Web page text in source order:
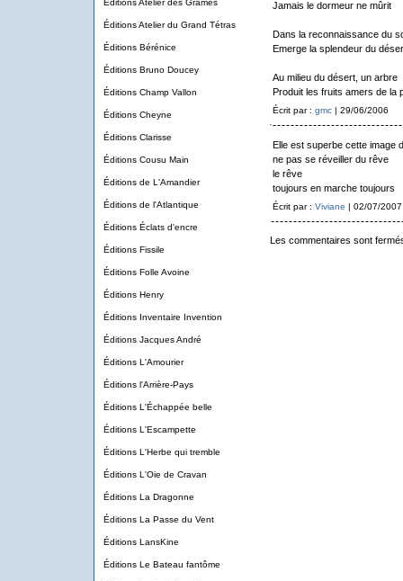
Éditions Atelier des Grames
Éditions Atelier du Grand Tétras
Éditions Bérénice
Éditions Bruno Doucey
Éditions Champ Vallon
Éditions Cheyne
Éditions Clarisse
Éditions Cousu Main
Éditions de L'Amandier
Éditions de l'Atlantique
Éditions Éclats d'encre
Éditions Fissile
Éditions Folle Avoine
Éditions Henry
Éditions Inventaire Invention
Éditions Jacques André
Éditions L'Amourier
Éditions l'Arrière-Pays
Éditions L'Échappée belle
Éditions L'Escampette
Éditions L'Herbe qui tremble
Éditions L'Oie de Cravan
Éditions La Dragonne
Éditions La Passe du Vent
Éditions LansKine
Éditions Le Bateau fantôme
Jamais le dormeur ne mûrit
Dans la reconnaissance du
Emerge la splendeur du
Au milieu du désert, un arbre
Produit les fruits amers de la
Écrit par : gmc| 29/06/2006
Elle est superbe cette image
ne pas se réveiller du rêve
le rêve
toujours en marche toujours
Écrit par : Viviane | 02/07/2007
Les commentaires sont